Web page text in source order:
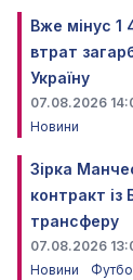
Вже мінус 1
втрат
Україну
07.08.2026
Новини
Зірка
контракт із
трансферу
07.08.2026
Новини